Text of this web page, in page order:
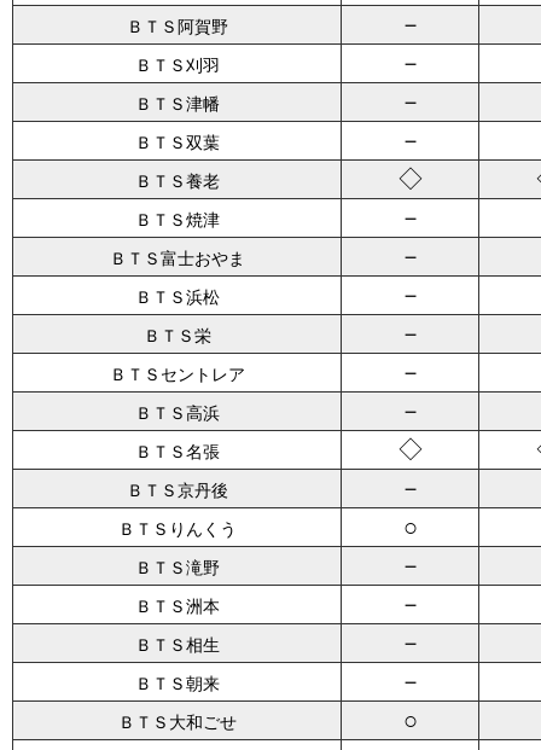
ＢＴＳ阿賀野 －
ＢＴＳ刈羽 －
ＢＴＳ津幡 －
ＢＴＳ双葉 －
ＢＴＳ養老 ◇
ＢＴＳ焼津 －
ＢＴＳ富士おやま －
ＢＴＳ浜松 －
ＢＴＳ栄 －
ＢＴＳセントレア －
ＢＴＳ高浜 －
ＢＴＳ名張 ◇
ＢＴＳ京丹後 －
ＢＴＳりんくう ○
ＢＴＳ滝野 －
ＢＴＳ洲本 －
ＢＴＳ相生 －
ＢＴＳ朝来 －
ＢＴＳ大和ごせ ○